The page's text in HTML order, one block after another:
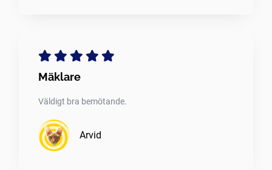
Mäklare
Väldigt bra bemötande.
Arvid